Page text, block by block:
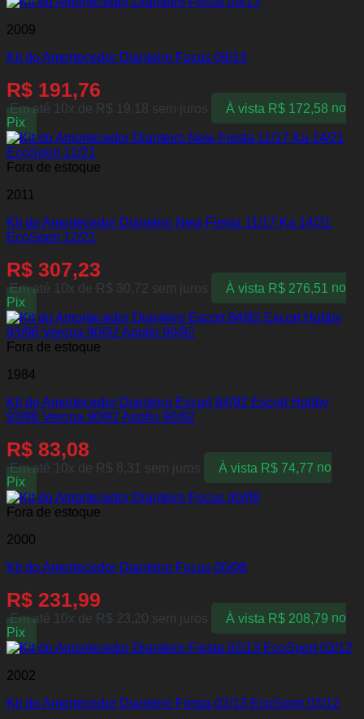
2009
Kit do Amortecedor Dianteiro Focus 09/13
R$ 191,76
Em até 10x de R$ 19,18 sem juros À vista R$172,58 no
Pix
Fora de estoque
2011
Kit do Amortecedor Dianteiro New Fiesta 11/17 Ka 14/21
EcoSport 12/21
R$ 307,23
Em até 10x de R$ 30,72 sem juros À vista R$276,51 no
Pix
Fora de estoque
1984
Kit do Amortecedor Dianteiro Escort 84/92 Escort Hobby
93/96 Verona 90/92 Apollo 90/92
R$ 83,08
Em até 10x de R$ 8,31 sem juros À vista R$74,77 no
Pix
Fora de estoque
2000
Kit do Amortecedor Dianteiro Focus 00/08
R$ 231,99
Em até 10x de R$ 23,20 sem juros À vista R$208,79 no
Pix
2002
Kit do Amortecedor Dianteiro Fiesta 02/13 EcoSport 03/12